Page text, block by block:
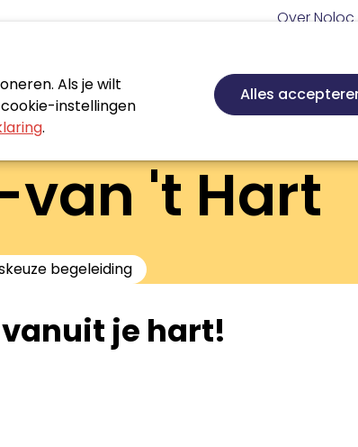
Als je wilt
instellingen
.
Alles
Agenda Certificeren
Meta
Over Noloc
van 't Hart
begeleiding
je hart!